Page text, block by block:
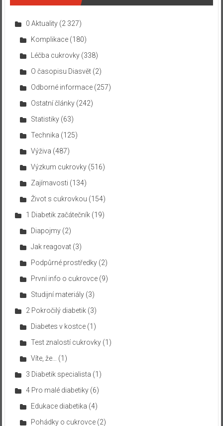
0 Aktuality(2 327)
Komplikace(180)
Léčba cukrovky(338)
O časopisu Diasvět(2)
Odborné informace(257)
Ostatní články(242)
Statistiky(63)
Technika (125)
Výživa (487)
Výzkum cukrovky(516)
Zajímavosti (134)
Život s cukrovkou (154)
1 Diabetik začátečník(19)
Diapojmy(2)
Jak reagovat(3)
Podpůrné prostředky(2)
První info o cukrovce(9)
Studijní materiály(3)
2 Pokročilý diabetik(3)
Diabetes v kostce(1)
Test znalostí cukrovky(1)
Víte, že…
(1)
3 Diabetik specialista (1)
4 Pro malé diabetiky(6)
Edukace diabetika (4)
Pohádky o cukrovce(2)